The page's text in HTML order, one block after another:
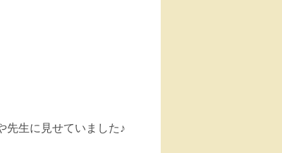
先生に見せていました♪